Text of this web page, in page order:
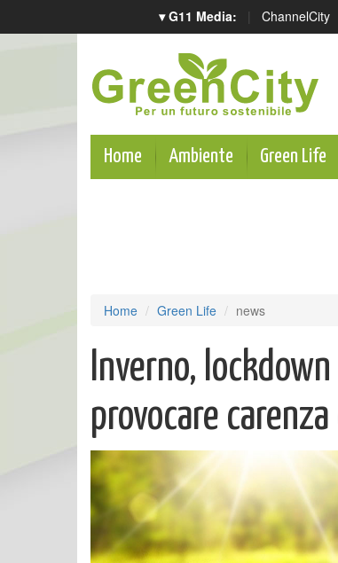
▾ G11 Media: | ChannelCity
Home Ambiente Green Life
Home Green Life news
Inverno,
provocare